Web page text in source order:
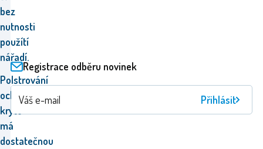
bez
nutnosti
použítí
nářadí.
Polstrování
ochranného
krytu
má
dostatečnou
Registrace odběru novinek
Přihlásit